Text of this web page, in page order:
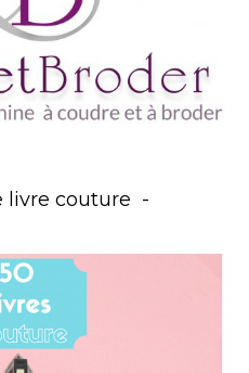
livre couture